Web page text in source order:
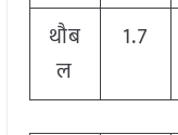
थौब
ल
1.7